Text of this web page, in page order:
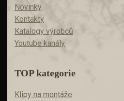
Novinky
Kontakty
Katalogy výrobců
Youtube kanály
TOP kategorie
Klipy na montáže